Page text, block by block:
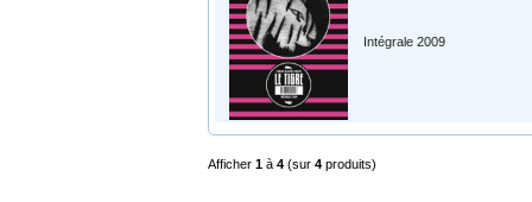
Intégrale 2009
Afficher 1 à 4 (sur 4 produits)